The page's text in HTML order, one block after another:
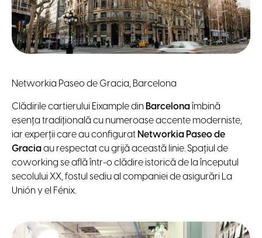
Networkia Paseo de Gracia, Barcelona
Clădirile cartierului Eixample din Barcelonaîmbină
esența tradițională cu numeroase accente moderniste,
iar experții care au configurat Networkia Paseo de
Graciaau respectat cu grijă această linie. Spațiul de
coworking se află într-o clădire istorică de la începutul
secolului XX, fostul sediu al companiei de asigurări La
Unión y el Fénix.